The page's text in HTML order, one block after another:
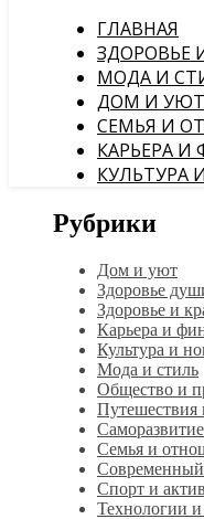
ГЛАВНАЯ
ЗДОРОВЬЕ
МОДА И
ДОМ И УЮТ
СЕМЬЯ И
КАРЬЕРА
КУЛЬТУРА
Рубрики
Дом и уют
Здоровье
Здоровье и
Карьера и
Культура и
Мода и стиль
Общество и
Путешествия
Семья и
Спорт и
Технологии